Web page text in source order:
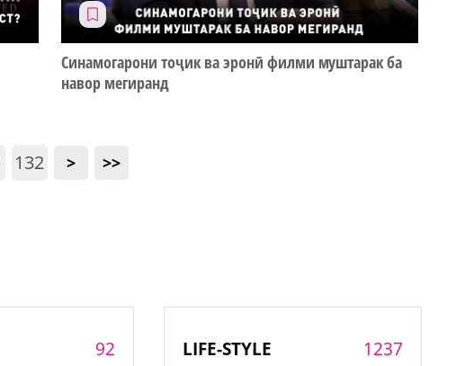
Синамогарони тоҷик ва эронӣ филми муштарак ба
навор мегиранд
132 > >>
92 LIFE-STYLE 1237